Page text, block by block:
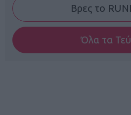
Βρες το
Όλα τα